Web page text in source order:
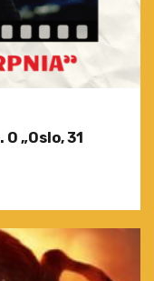
„Oslo, 31